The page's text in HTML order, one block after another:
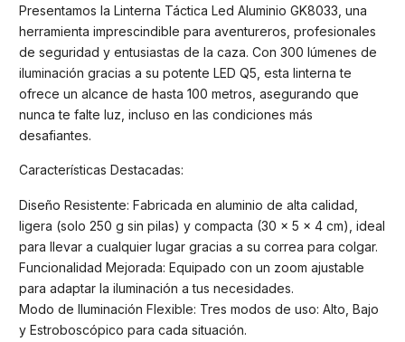
Presentamos la Linterna Táctica Led Aluminio GK8033, una
herramienta imprescindible para aventureros, profesionales
de seguridad y entusiastas de la caza. Con 300 lúmenes de
iluminación gracias a su potente LED Q5, esta linterna te
ofrece un alcance de hasta 100 metros, asegurando que
nunca te falte luz, incluso en las condiciones más
desafiantes.
Características Destacadas:
Diseño Resistente: Fabricada en aluminio de alta calidad,
ligera (solo 250 g sin pilas) y compacta (30 x 5 x 4 cm), ideal
para llevar a cualquier lugar gracias a su correa para colgar.
Funcionalidad Mejorada: Equipado con un zoom ajustable
para adaptar la iluminación a tus necesidades.
Modo de Iluminación Flexible: Tres modos de uso: Alto, Bajo
y Estroboscópico para cada situación.